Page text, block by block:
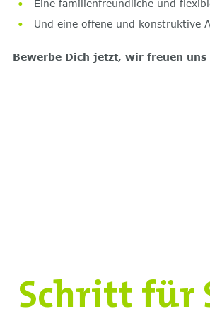
Eine familienfreundliche und
Und eine offene und konstruktive
Bewerbe Dich jetzt, wir freuen uns
Schritt für